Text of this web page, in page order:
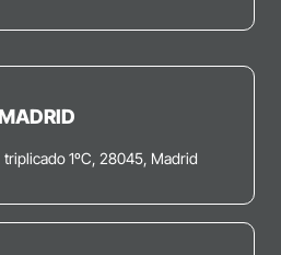
1ºC, 28045, Madrid